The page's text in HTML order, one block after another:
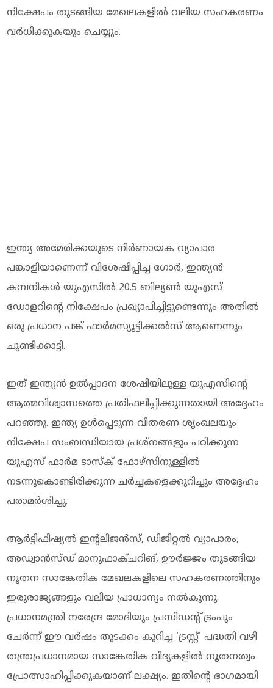
നിക്ഷേപം തുടങ്ങിയ മേഖലകളിൽ വലിയ സഹകരണം
വർധിക്കുകയും ചെയ്യും.
ഇന്ത്യ അമേരിക്കയുടെ നിർണായക വ്യാപാര
പങ്കാളിയാണെന്ന് വിശേഷിപ്പിച്ച ഗോർ, ഇന്ത്യൻ
കമ്പനികൾ യുഎസിൽ 20.5 ബില്യൺ യുഎസ്
ഡോളറിന്റെ നിക്ഷേപം പ്രഖ്യാപിച്ചിട്ടുണ്ടെന്നും അതിൽ
ഒരു പ്രധാന പങ്ക് ഫാർമസ്യൂട്ടിക്കൽസ് ആണെന്നും
ചൂണ്ടിക്കാട്ടി.
ഇത് ഇന്ത്യൻ ഉൽപ്പാദന ശേഷിയിലുള്ള യുഎസിന്റെ
ആത്മവിശ്വാസത്തെ പ്രതിഫലിപ്പിക്കുന്നതായി അദ്ദേഹം
പറഞ്ഞു. ഇന്ത്യ ഉൾപ്പെടുന്ന വിതരണ ശൃംഖലയും
നിക്ഷേപ സംബന്ധിയായ പ്രശ്നങ്ങളും പഠിക്കുന്ന
യുഎസ് ഫാർമ ടാസ്‌ക് ഫോഴ്‌സിനുള്ളിൽ
നടന്നുകൊണ്ടിരിക്കുന്ന ചർച്ചകളെക്കുറിച്ചും അദ്ദേഹം
പരാമർശിച്ചു.
ആർട്ടിഫിഷ്യൽ ഇന്റലിജൻസ്, ഡിജിറ്റൽ വ്യാപാരം,
അഡ്വാൻസ്ഡ് മാനുഫാക്ചറിങ്, ഊർജ്ജം തുടങ്ങിയ
നൂതന സാങ്കേതിക മേഖലകളിലെ സഹകരണത്തിനും
ഇരുരാജ്യങ്ങളും വലിയ പ്രാധാന്യം നൽകുന്നു.
പ്രധാനമന്ത്രി നരേന്ദ്ര മോദിയും പ്രസിഡന്റ് ട്രംപും
ചേർന്ന് ഈ വർഷം തുടക്കം കുറിച്ച 'ട്രസ്റ്റ്' പദ്ധതി വഴി
തന്ത്രപ്രധാനമായ സാങ്കേതിക വിദ്യകളിൽ നൂതനത്വം
പ്രോത്സാഹിപ്പിക്കുകയാണ് ലക്ഷ്യം. ഇതിന്റെ ഭാഗമായി